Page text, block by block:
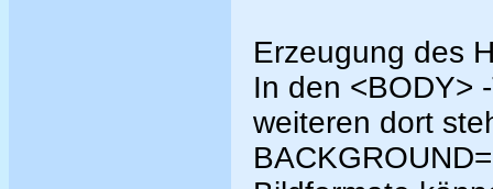
Erzeugung des
In den <BODY>
weiteren dort